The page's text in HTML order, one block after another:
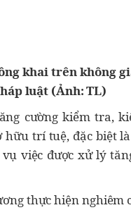
khai trên không
luật (Ảnh: TL)
cường kiểm tra,
hữu trí tuệ, đặc biệt
việc được xử lý
thực hiện nghiêm